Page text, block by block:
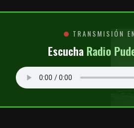
TRANSMISIÓN
Escucha Radio